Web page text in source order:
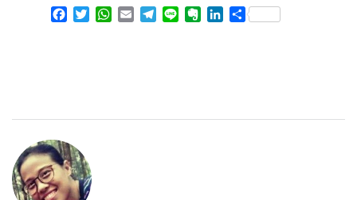
FacebookTwitterWhatsApp
Email Telegram
Line Evernote
LinkedIn
Share